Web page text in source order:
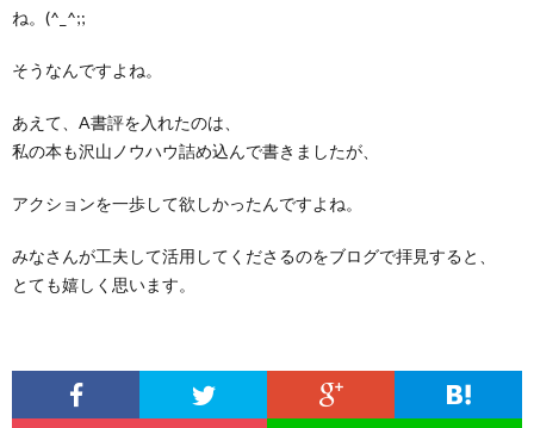
ね。(^_^;;
そうなんですよね。
あえて、A書評を入れたのは、
私の本も沢山ノウハウ詰め込んで書きましたが、
アクションを一歩して欲しかったんですよね。
みなさんが工夫して活用してくださるのをブログで拝見すると、
とても嬉しく思います。